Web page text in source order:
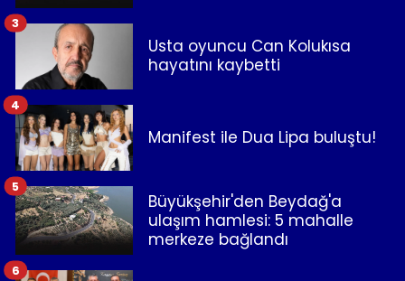
Usta oyuncu Can Kolukısa
hayatını kaybetti
3
Manifest ile Dua Lipa buluştu!
4
Büyükşehir'den Beydağ'a
ulaşım hamlesi: 5 mahalle
merkeze bağlandı
5
6